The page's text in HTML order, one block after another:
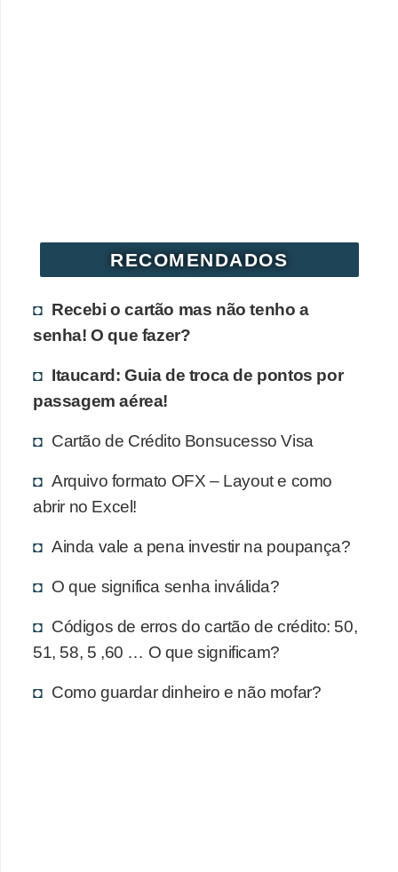
RECOMENDADOS
Recebi o cartão mas não tenho a
senha! O que fazer?
Itaucard: Guia de troca de pontos por
passagem aérea!
Cartão de Crédito Bonsucesso Visa
Arquivo formato OFX – Layout e como
abrir no Excel!
Ainda vale a pena investir na poupança?
O que significa senha inválida?
Códigos de erros do cartão de crédito: 50,
51, 58, 5 ,60 … O que significam?
Como guardar dinheiro e não mofar?
d
é
b
t
o
E
d
u
a
ç
o
f
i